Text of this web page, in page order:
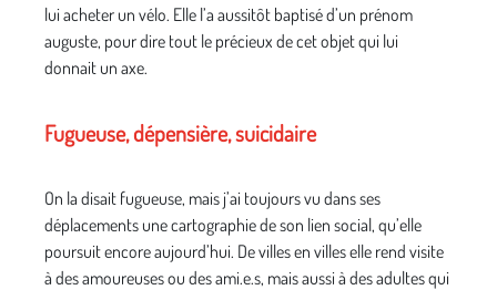
lui acheter un vélo. Elle l’a aussitôt baptisé d’un prénom
auguste, pour dire tout le précieux de cet objet qui lui
donnait un axe.
Fugueuse, dépensière, suicidaire
On la disait fugueuse, mais j’ai toujours vu dans ses
déplacements une cartographie de son lien social, qu’elle
poursuit encore aujourd’hui. De villes en villes elle rend visite
à des amoureuses ou des ami.e.s, mais aussi à des adultes qui